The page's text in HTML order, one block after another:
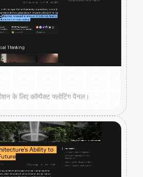
के लिए कॉम्पैक्ट फ्लोटिंग पैनल।